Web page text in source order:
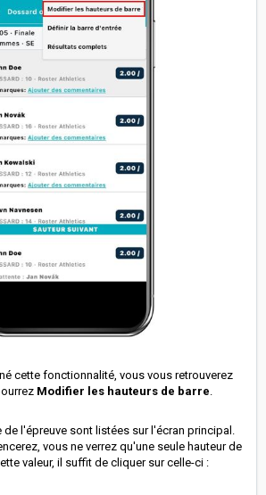
cette fonctionnalité, vous vous retrouverez
Modifier les hauteurs de barre.
de l'épreuve sont listées sur l'écran principal.
vous ne verrez qu'une seule hauteur de
valeur, il suffit de cliquer sur celle-ci :